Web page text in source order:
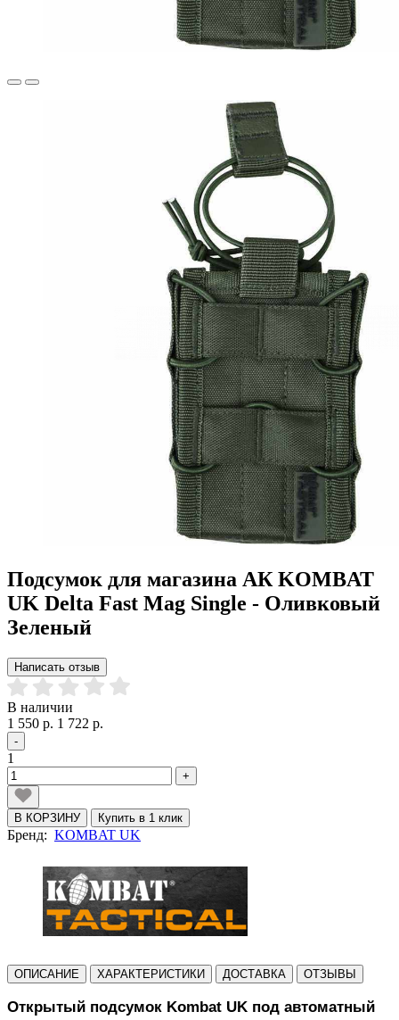
Подсумок для магазина АК KOMBAT
UK Delta Fast Mag Single - Оливковый
Зеленый
Написать отзыв
В наличии
1 550 р. 1 722 р.
-
1
+
В КОРЗИНУ Купить в 1 клик
Бренд: KOMBAT UK
ОПИСАНИЕ ХАРАКТЕРИСТИКИ ДОСТАВКА ОТЗЫВЫ
Открытый подсумок Kombat UK под автоматный